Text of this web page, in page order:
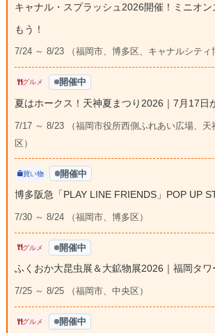
キャナル・スプラッシュ2026開催！ミニオン
もう！
7/24 ～ 8/23 （福岡市、博多区、キャナルシティ
グルメ 開催中
夏はホークス！天神夏まつり2026｜7月17日
7/17 ～ 8/23 （福岡市役所西側ふれあい広場、天
区）
買い物 開催中
博多阪急「PLAY LINE FRIENDS」POP UP
7/30 ～ 8/24 （福岡市、博多区）
グルメ 開催中
ふくおか大昆虫展＆大鉱物展2026｜福岡タ
7/25 ～ 8/25 （福岡市、中央区）
グルメ 開催中